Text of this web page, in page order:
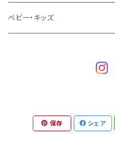
手ぬぐい
タオル
Tシャツ
ベビー・キッズ
保存 シェア